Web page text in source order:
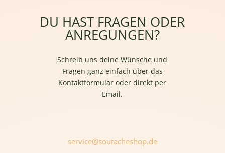
DU HAST FRAGEN ODER
ANREGUNGEN?
Schreib uns deine Wünsche und
Fragen ganz einfach über das
Kontaktformular oder direkt per
Email.
service@soutacheshop.de